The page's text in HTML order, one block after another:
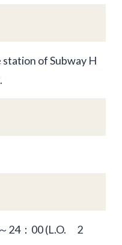
station of Subway H
24：00 (L.O. 2